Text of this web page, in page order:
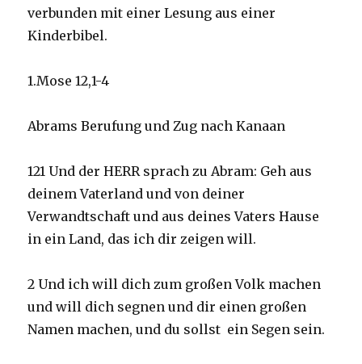
verbunden mit einer Lesung aus einer
Kinderbibel.
1.Mose 12,1-4
Abrams Berufung und Zug nach Kanaan
121 Und der HERR sprach zu Abram: Geh aus
deinem Vaterland und von deiner
Verwandtschaft und aus deines Vaters Hause
in ein Land, das ich dir zeigen will.
2 Und ich will dich zum großen Volk machen
und will dich segnen und dir einen großen
Namen machen, und du sollst ein Segen sein.